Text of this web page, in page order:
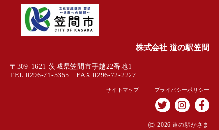
株式会社 道の駅笠間
〒309-1621 茨城県笠間市手越22番地1
TEL 0296-71-5355 FAX 0296-72-2227
サイトマップ プライバシーポリシー
© 2026 道の駅かさま